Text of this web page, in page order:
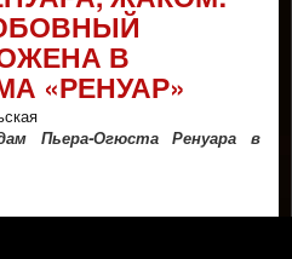
В
«РЕНУАР»
Пьера-Огюста Ренуара в